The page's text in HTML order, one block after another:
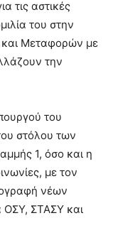
τις αστικές
του στην
Μεταφορών με
την
του
στόλου των
1, όσο και η
με τον
νέων
ΟΣΥ, ΣΤΑΣΥ και